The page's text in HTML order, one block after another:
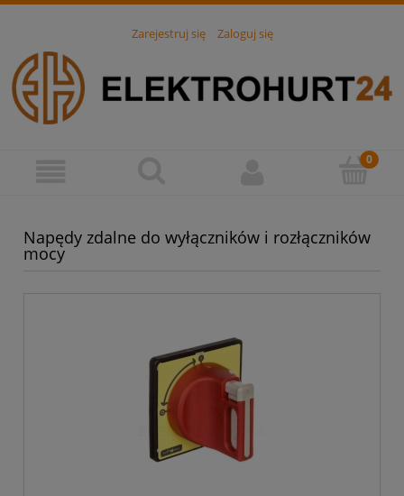
Zarejestruj się Zaloguj się
Napędy zdalne do wyłączników i rozłączników
mocy